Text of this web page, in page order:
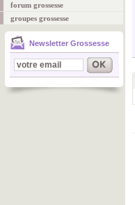
forum grossesse
groupes grossesse
Newsletter Grossesse